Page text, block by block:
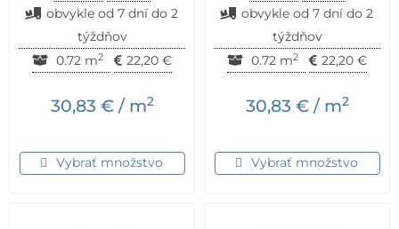
obvykle od 7 dní do 2
týždňov
0.72 m2 22,20 €
30,83 €/ m2
Vybrať množstvo
obvykle od 7 dní do 2
týždňov
0.72 m2 22,20 €
30,83 €/ m2
Vybrať množstvo